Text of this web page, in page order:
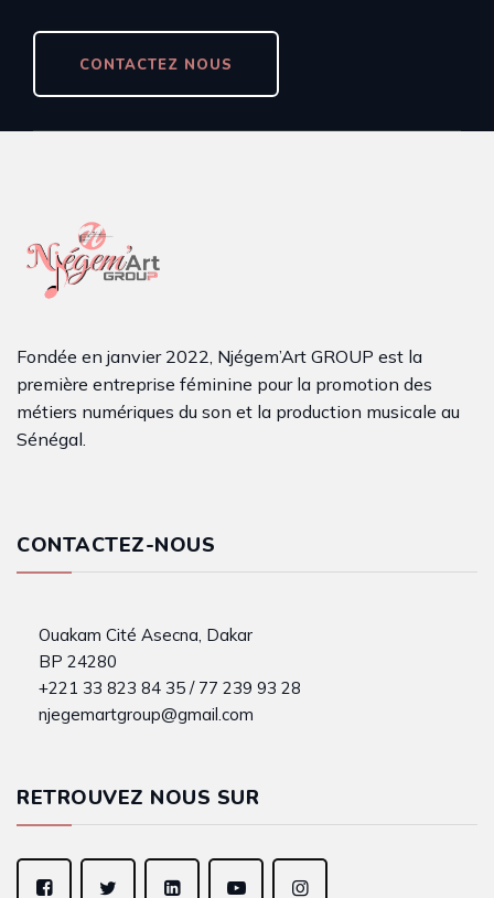
CONTACTEZ NOUS
Fondée en janvier 2022, Njégem’Art GROUP est la
première entreprise féminine pour la promotion des
métiers numériques du son et la production musicale au
Sénégal.
CONTACTEZ-NOUS
Ouakam Cité Asecna, Dakar
BP 24280
+221 33 823 84 35 / 77 239 93 28
njegemartgroup@gmail.com
RETROUVEZ NOUS SUR